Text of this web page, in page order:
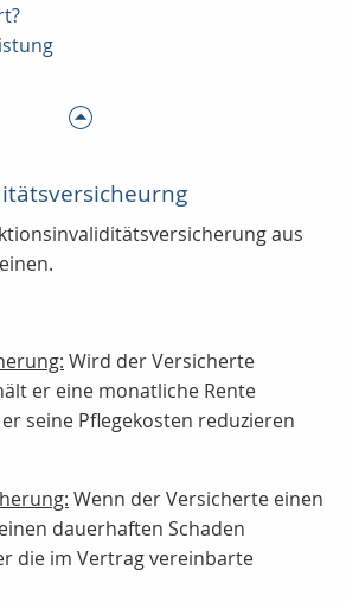
aus
Wird der Versicherte
er eine monatliche Rente
seine Pflegekosten reduzieren
Wenn der Versicherte einen
dauerhaften Schaden
die im Vertrag vereinbarte